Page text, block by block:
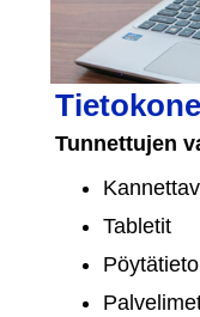
Tunnettujen
Tabletit